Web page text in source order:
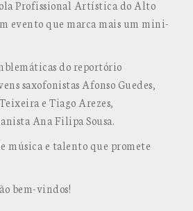
Profissional Artística do Alto
evento que marca mais um mini-
do reportório
saxofonistas Afonso Guedes,
e Tiago Arezes,
Ana Filipa Sousa.
música e talento que promete
bem-vindos!